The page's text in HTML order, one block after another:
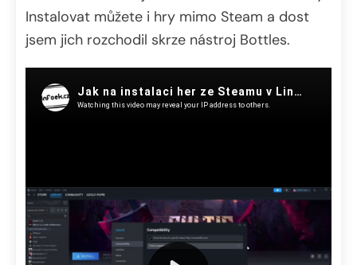
Instalovat můžete i hry mimo Steam a dost
jsem jich rozchodil skrze nástroj Bottles.